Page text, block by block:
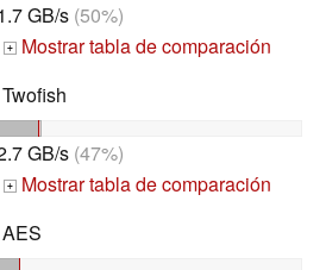
GB/s(50%)
+
Mostrar tabla de comparación
GB/s(47%)
+
Mostrar tabla de comparación